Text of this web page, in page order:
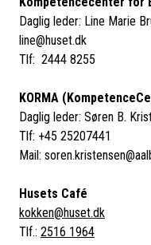
Daglig leder: Line Marie
line@huset.dk
Tlf: 2444 8255
KORMA
Daglig leder: Søren B.
Tlf: +45 25207441
Mail:
Husets Café
kokken@huset.dk
Tlf.: 2516 1964